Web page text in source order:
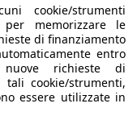
cookie/strumenti
memorizzare le
di finanziamento
entro
richieste di
cookie/strumenti,
essere utilizzate in